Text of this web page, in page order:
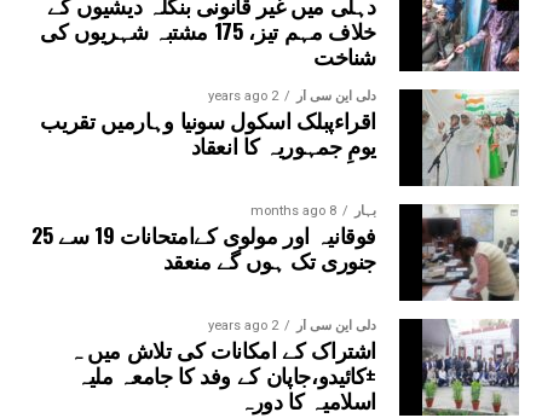
خلاف مہم تیز، 175 مشتبہ شہریوں کی
شناخت
دلی این سی آر 2 years ago
اقراءپبلک اسکول سونیا وہارمیں تقریب
یومِ جمہوریہ کا انعقاد
بہار 8 months ago
فوقانیہ اور مولوی کےامتحانات 19 سے 25
جنوری تک ہوں گے منعقد
دلی این سی آر 2 years ago
اشتراک کے امکانات کی تلاش میں ہ
±کائیدو،جاپان کے وفد کا جامعہ ملیہ
اسلامیہ کا دورہ